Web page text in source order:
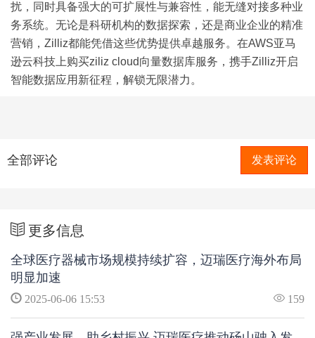
扰，同时具备强大的可扩展性与兼容性，能无缝对接多种业
务系统。无论是科研机构的数据探索，还是商业企业的精准
营销，Zilliz都能凭借这些优势提供卓越服务。在AWS亚马
逊云科技上购买ziliz cloud向量数据库服务，携手Zilliz开启
智能数据应用新征程，解锁无限潜力。
全部评论 发表评论
更多信息
全球医疗器械市场规模持续扩容，迈瑞医疗海外布局
明显加速
2025-06-06 15:53 159